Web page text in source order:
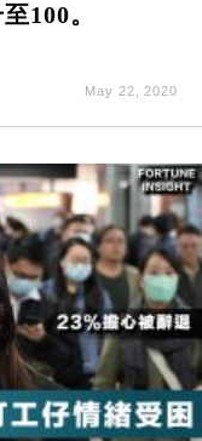
100。
May 22, 2020